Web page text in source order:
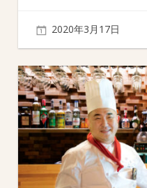
2020年3月17日